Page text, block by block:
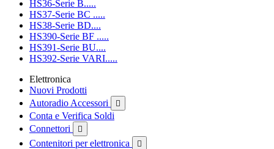
HS36-Serie B.....
HS37-Serie BC .....
HS38-Serie BD....
HS390-Serie BF .....
HS391-Serie BU....
HS392-Serie VARI.....
Elettronica
Nuovi Prodotti
Autoradio Accessori

Conta e Verifica Soldi
Connettori

Contenitori per elettronica 